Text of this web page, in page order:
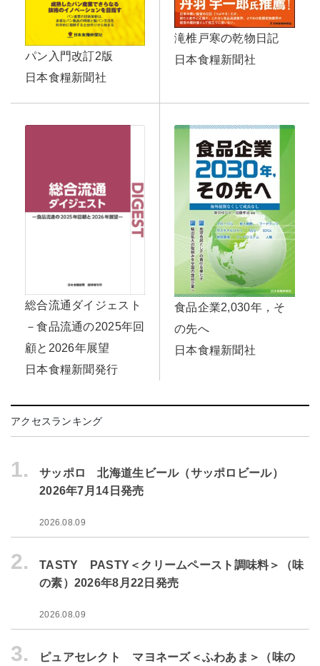
パン入門改訂2版
日本食糧新聞社
滝椎戸寒の乾物日記
日本食糧新聞社
総合流通ダイジェスト
－食品流通の2025年回
顧と2026年展望
日本食糧新聞発行
食品企業2,030年，そ
の先へ
日本食糧新聞社
アクセスランキング
1.
サッポロ 北海道生ビール（サッポロビール）
2026年7月14日発売
2026.08.09
2.
TASTY PASTY＜クリームペースト調味料＞（味
の素）2026年8月22日発売
2026.08.09
3.
ピュアセレクト マヨネーズ＜ふわあま＞（味の